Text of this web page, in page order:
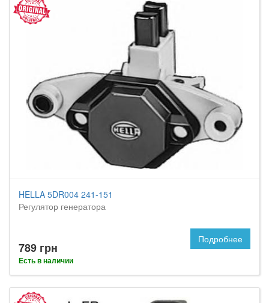
HELLA 5DR004 241-151
Регулятор генератора
789 грн
Есть в наличии
Подробнее